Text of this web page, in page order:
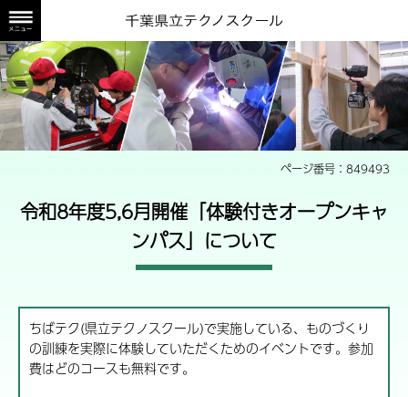
体験付きオープンキャンパスの実
ページ番号：849493
令和8年度5,6月開催「体験付きオープンキャ
ンパス」について
ちばテク(県立テクノスクール)で実施している、ものづくり
の訓練を実際に体験していただくためのイベントです。参加
費はどのコースも無料です。